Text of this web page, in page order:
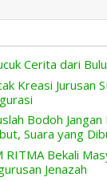
Cerita dari
Kreasi Jurusan
Bodoh
Suara yang
RITMA Bekali
Jenazah